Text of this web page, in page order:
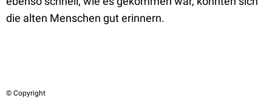
die alten Menschen gut erinnern.
© Copyright